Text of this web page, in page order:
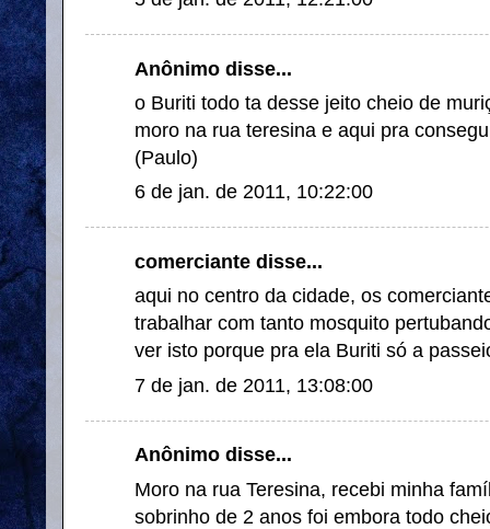
Anônimo disse...
o Buriti todo ta desse jeito cheio de
moro na rua teresina e aqui pra
(Paulo)
6 de jan. de 2011, 10:22:00
comerciante disse...
aqui no centro da cidade, os
trabalhar com tanto mosquito
ver isto porque pra ela Buriti só a
7 de jan. de 2011, 13:08:00
Anônimo disse...
Moro na rua Teresina, recebi minha
sobrinho de 2 anos foi embora todo